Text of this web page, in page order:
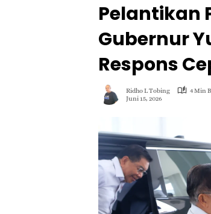
Pelantikan
Gubernur
Respons
Ridho L Tobing
4 Min
Juni 15, 2026